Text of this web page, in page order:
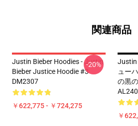
関連商品
Justin Bieber Hoodies - Justin
Bieber Justice Hoodie #3
DM2307
￥622,775 - ￥724,275
-20%
Justin
ュー
の黒
￥